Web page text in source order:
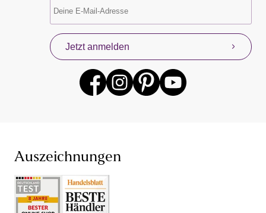
Unterwäsche & Dessous online kaufen
Damenunterwäsche und Dessous von LASCANA und
anderen beliebten Lingerie-Marken gibt es für dich
jederzeit mit neuen Angeboten. Profitiere mit unserem
Konzept „Von Frauen für Frauen“ von unseren eigenen
Erfahrungen mit Damenunterwäsche und Dessous,
großen Größen und ab Cup AA) und Schnitt keine
Grenzen gesetzt. Je nach Anlass bist du so mit einem
Push-up-BH ,Schalen-BH
Damenunterhemd perfekt gekleidet und fühlst dich in
deiner Unterwäsche einfach wohl. Auch von unseren
Jetzt anmelden
Auszeichnungen